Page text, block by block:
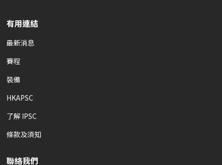
有用連結
最新消息
賽程
裝備
HKAPSC
了解 IPSC
條款及須知
聯絡我們